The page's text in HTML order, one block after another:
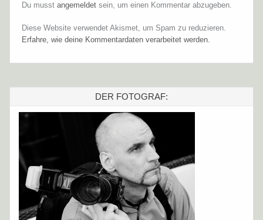
Du musst angemeldet sein, um einen Kommentar abzugeben.
Diese Website verwendet Akismet, um Spam zu reduzieren.
Erfahre, wie deine Kommentardaten verarbeitet werden.
DER FOTOGRAF: